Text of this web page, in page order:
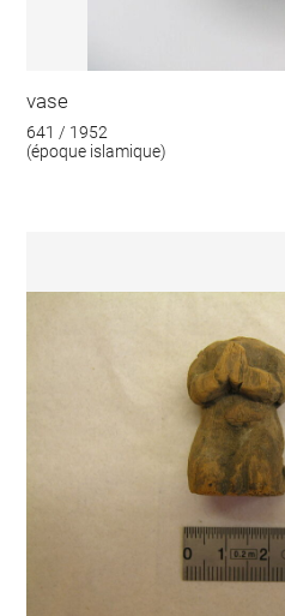
vase
641 / 1952
(époque islamique)